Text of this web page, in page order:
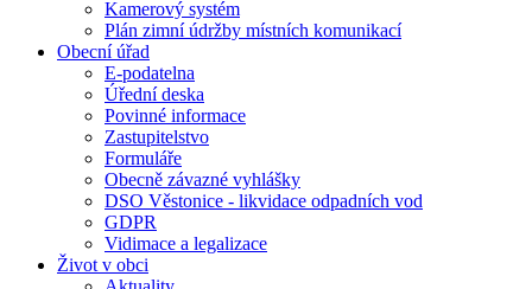
Kamerový systém
Plán zimní údržby místních komunikací
Obecní úřad
E-podatelna
Úřední deska
Povinné informace
Zastupitelstvo
Formuláře
Obecně závazné vyhlášky
DSO Věstonice - likvidace odpadních vod
GDPR
Vidimace a legalizace
Život v obci